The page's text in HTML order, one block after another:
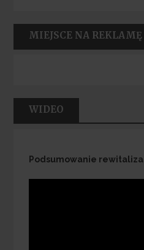
MIEJSCE NA REKLAMĘ
WIDEO
Podsumowanie